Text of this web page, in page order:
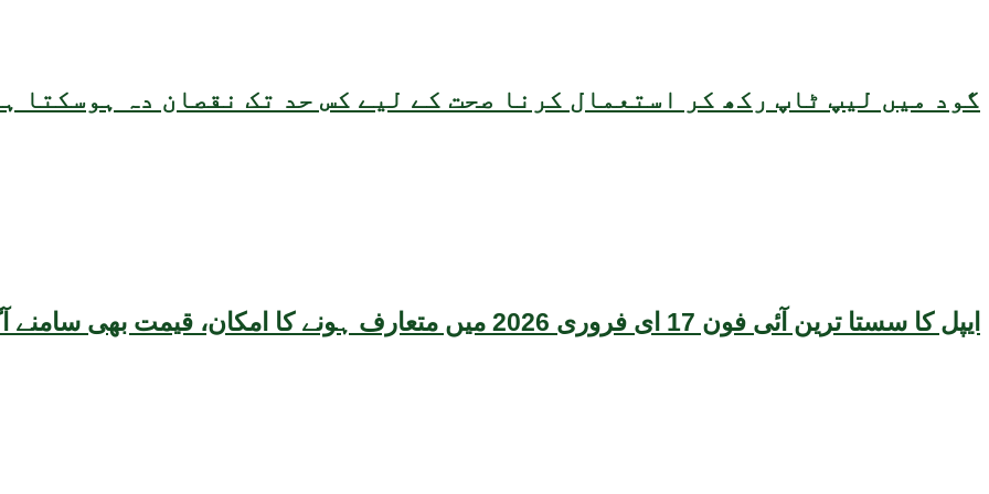
گود میں لیپ ٹاپ رکھ کر استعمال کرنا صحت کے لیے کس حد تک نقصان دہ ہوسکتا
ایپل کا سستا ترین آئی فون 17 ای فروری 2026 میں متعارف ہونے کا امکان، قیمت بھی سامنے آگئی